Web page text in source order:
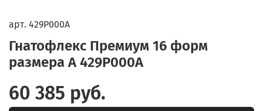
арт. 429P000A
Гнатофлекс Премиум 16 форм
размера А 429P000A
60 385 руб.